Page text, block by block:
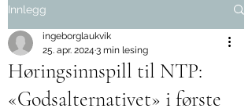
Innlegg
Høringsinnspill til NTP:
«Godsalternativet» i første
ingeborglaukvik
25. apr. 2024 3 min lesing